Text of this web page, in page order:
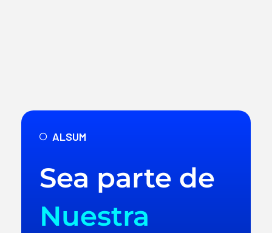
ALSUM
Sea parte de
Nuestra